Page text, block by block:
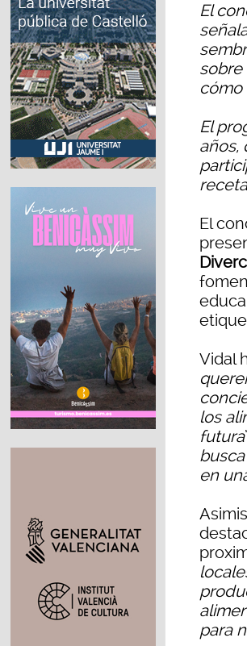
El
sobre
cómo
El
años,
El
Vidal
los
futura
en
para